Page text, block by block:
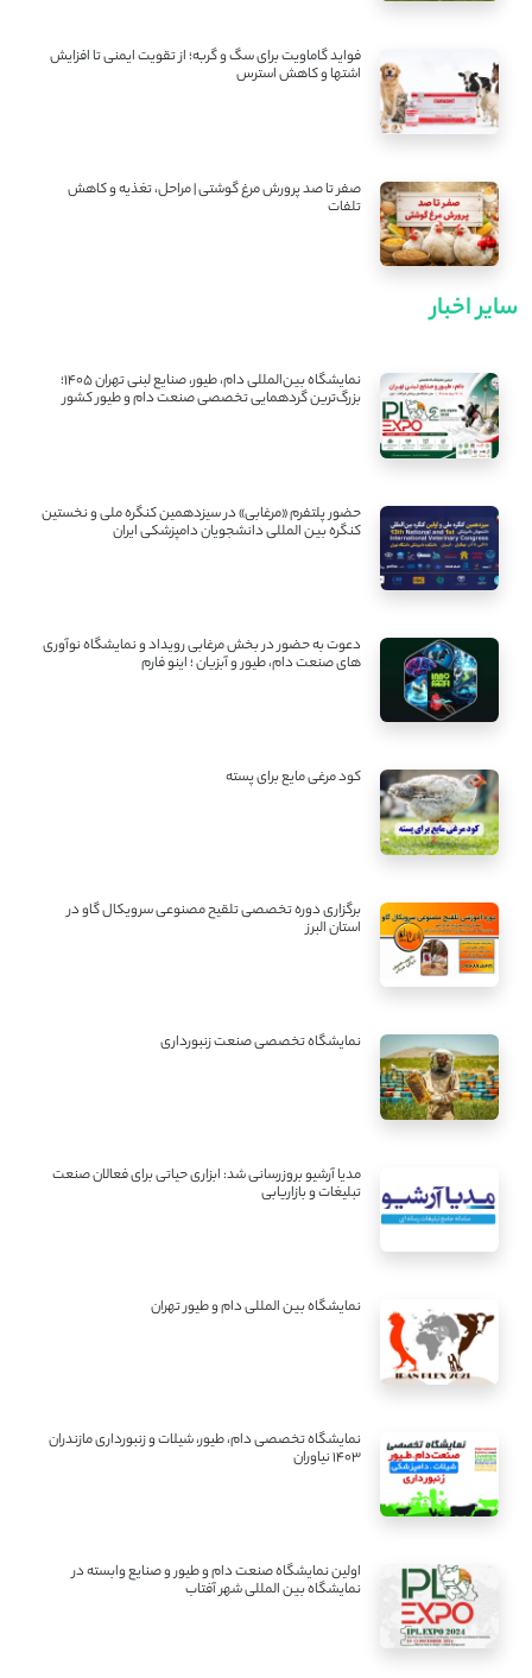
فواید گاماویت برای سگ و گربه؛ از تقویت ایمنی تا افزایش
اشتها و کاهش استرس
صفر تا صد پرورش مرغ گوشتی | مراحل، تغذیه و کاهش
تلفات
سایر اخبار
نمایشگاه بین‌المللی دام، طیور، صنایع لبنی تهران ۱۴۰۵؛
بزرگ‌ترین گردهمایی تخصصی صنعت دام و طیور کشور
حضور پلتفرم «مرغابی» در سیزدهمین کنگره ملی و نخستین
کنگره بین ‌المللی دانشجویان دامپزشکی ایران
دعوت به حضور در بخش مرغابی رویداد و نمایشگاه نوآوری
های صنعت دام، طیور و آبزیان ؛ اینو فارم
کود مرغی مایع برای پسته
برگزاری دوره تخصصی تلقیح مصنوعی سرویکال گاو در
استان البرز
نمایشگاه تخصصی صنعت زنبورداری
مدیا آرشیو بروزرسانی شد: ابزاری حیاتی برای فعالان صنعت
تبلیغات و بازاریابی
نمایشگاه بین المللی دام و طیور تهران
نمایشگاه تخصصی دام، طیور، شیلات و زنبورداری مازندران
1403 نیاوران
اولین نمایشگاه صنعت دام و طیور و صنایع وابسته در
نمایشگاه بین المللی شهر آفتاب